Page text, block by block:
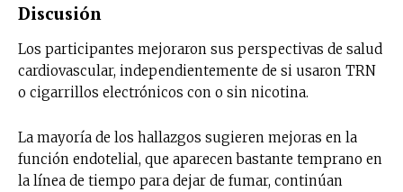
Discusión
Los participantes mejoraron sus perspectivas de salud
cardiovascular, independientemente de si usaron TRN
o cigarrillos electrónicos con o sin nicotina.
La mayoría de los hallazgos sugieren mejoras en la
función endotelial, que aparecen bastante temprano en
la línea de tiempo para dejar de fumar, continúan